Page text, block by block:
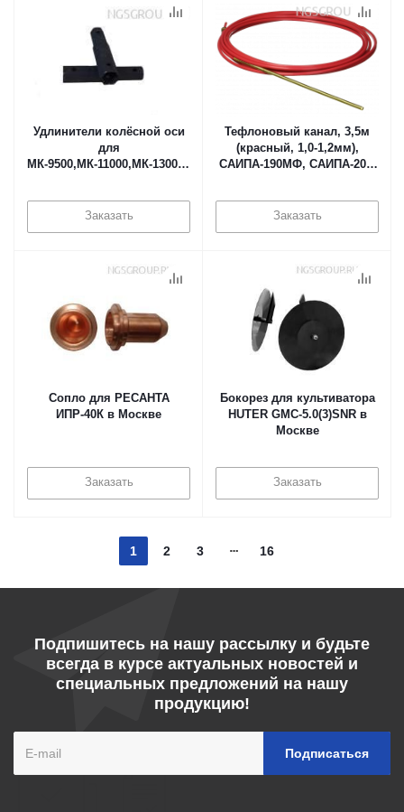
Удлинители колёсной оси
для
МК-9500,МК-11000,МК-13000,МК-15000
Заказать
Тефлоновый канал, 3,5м
(красный, 1,0-1,2мм),
САИПА-190МФ, САИПА-200,
САИПА-350, САИПА-500 в
Москве
Заказать
Сопло для РЕСАНТА
ИПР-40К в Москве
Заказать
Бокорез для культиватора
HUTER GMC-5.0(3)SNR в
Москве
Заказать
1 2 3 16
Подпишитесь на нашу рассылку и будьте
всегда в курсе актуальных новостей и
специальных предложений на нашу
продукцию!